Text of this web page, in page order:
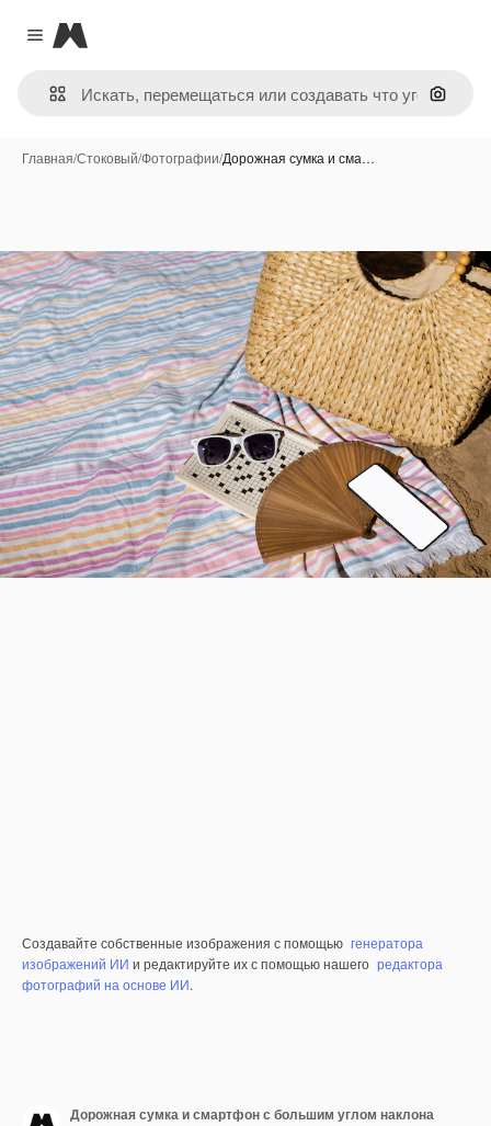
Close menu
Magnific
Поиск
Главная/Стоковый/Фотографии/Дорожная сумка и сма…
Создавайте собственные изображения с помощью генератора
изображений ИИ и редактируйте их с помощью нашего редактора
фотографий на основе ИИ.
Дорожная сумка и смартфон с большим углом наклона